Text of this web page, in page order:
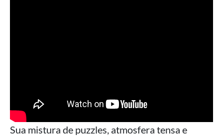
Sua mistura de puzzles, atmosfera tensa e